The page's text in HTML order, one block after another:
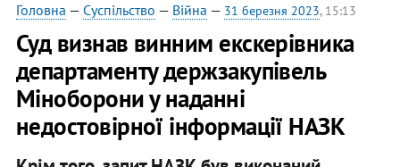
Головна — Суспільство — Війна — 31 березня 2023, 15:13
Суд визнав винним екскерівника
департаменту держзакупівель
Міноборони у наданні
недостовірної інформації НАЗК